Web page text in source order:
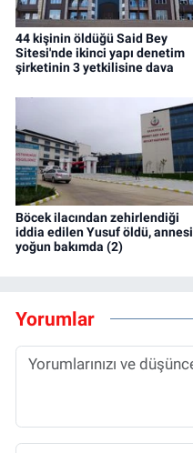
44 kişinin öldüğü Said Bey
Sitesi'nde ikinci yapı denetim
şirketinin 3 yetkilisine dava
Böcek ilacından zehirlendiği
iddia edilen Yusuf öldü, annesi
yoğun bakımda (2)
Yorumlar